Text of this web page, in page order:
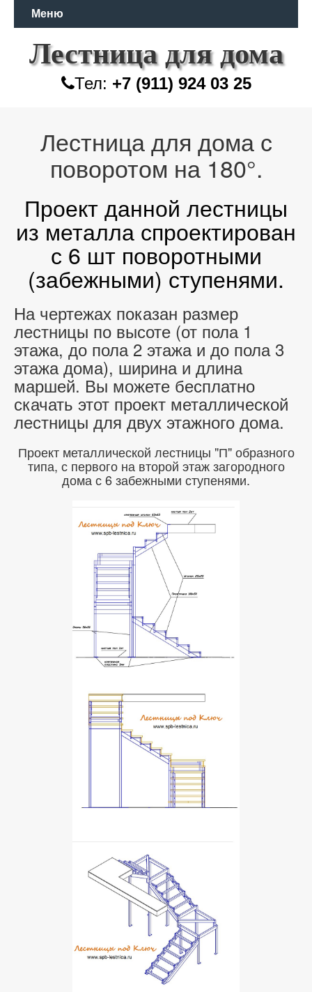
Меню
Лестница для дома
Тел: +7 (911) 924 03 25
Лестница для дома с
поворотом на 180°.
Проект данной лестницы
из металла спроектирован
с 6 шт поворотными
(забежными) ступенями.
На чертежах показан размер
лестницы по высоте (от пола 1
этажа, до пола 2 этажа и до пола 3
этажа дома), ширина и длина
маршей. Вы можете бесплатно
скачать этот проект металлической
лестницы для двух этажного дома.
Проект металлической лестницы "П" образного
типа, с первого на второй этаж загородного
дома с 6 забежными ступенями.